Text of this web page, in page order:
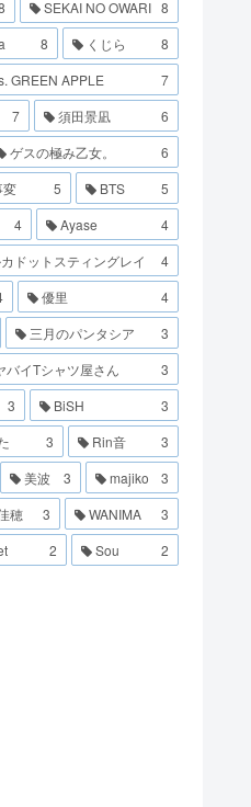
SEKAI NO OWARI 8
8 くじら
8
GREEN APPLE
7
7 須田景凪
6
ゲスの極み乙女。
6
変 5 BTS
5
4 Ayase
4
ドットスティングレイ
4
優里
4
三月のパンタシア
3
バイTシャツ屋さん
3
3 BiSH
3
3 Rin音
3
美波 3 majiko
3
穂 3 WANIMA
3
2 Sou 2